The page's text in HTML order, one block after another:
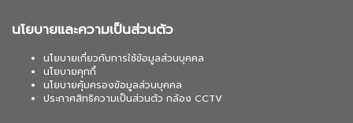
นโยบายและความเป็นส่วนตัว
นโยบายเกี่ยวกับการใช้ข้อมูลส่วนบุคคล
นโยบายคุกกี้
นโยบายคุ้มครองข้อมูลส่วนบุคคล
ประกาศสิทธิความเป็นส่วนตัว กล้อง CCTV